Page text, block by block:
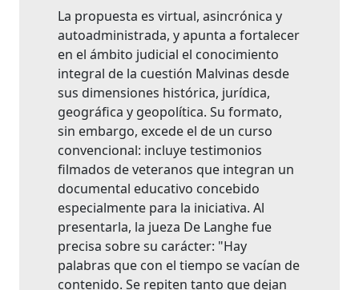
La propuesta es virtual, asincrónica y
autoadministrada, y apunta a fortalecer
en el ámbito judicial el conocimiento
integral de la cuestión Malvinas desde
sus dimensiones histórica, jurídica,
geográfica y geopolítica. Su formato,
sin embargo, excede el de un curso
convencional: incluye testimonios
filmados de veteranos que integran un
documental educativo concebido
especialmente para la iniciativa. Al
presentarla, la jueza De Langhe fue
precisa sobre su carácter: "Hay
palabras que con el tiempo se vacían de
contenido. Se repiten tanto que dejan